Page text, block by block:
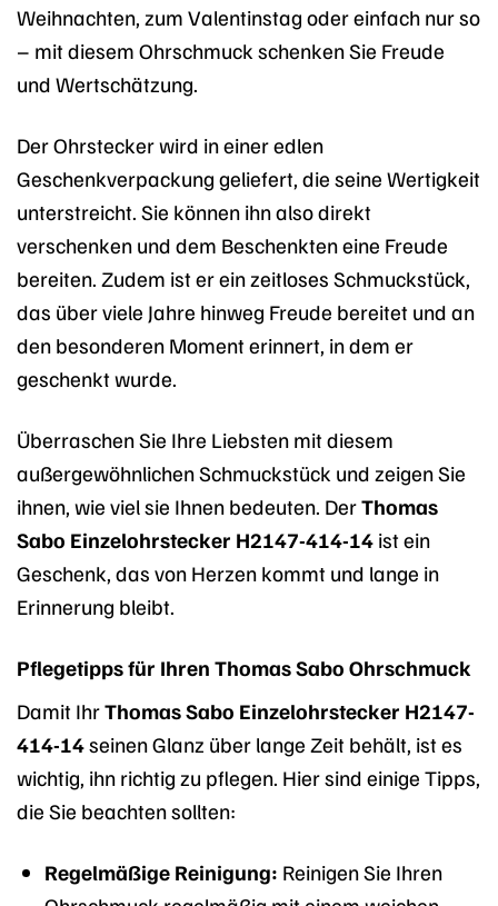
Weihnachten, zum Valentinstag oder einfach nur so
– mit diesem Ohrschmuck schenken Sie Freude
und Wertschätzung.
Der Ohrstecker wird in einer edlen
Geschenkverpackung geliefert, die seine Wertigkeit
unterstreicht. Sie können ihn also direkt
verschenken und dem Beschenkten eine Freude
bereiten. Zudem ist er ein zeitloses Schmuckstück,
das über viele Jahre hinweg Freude bereitet und an
den besonderen Moment erinnert, in dem er
geschenkt wurde.
Überraschen Sie Ihre Liebsten mit diesem
außergewöhnlichen Schmuckstück und zeigen Sie
ihnen, wie viel sie Ihnen bedeuten. DerThomas
Sabo Einzelohrstecker H2147-414-14 ist ein
Geschenk, das von Herzen kommt und lange in
Erinnerung bleibt.
Pflegetipps für Ihren Thomas Sabo Ohrschmuck
Damit IhrThomas Sabo Einzelohrstecker H2147-
414-14seinen Glanz über lange Zeit behält, ist es
wichtig, ihn richtig zu pflegen. Hier sind einige Tipps,
die Sie beachten sollten:
Regelmäßige Reinigung: Reinigen Sie Ihren